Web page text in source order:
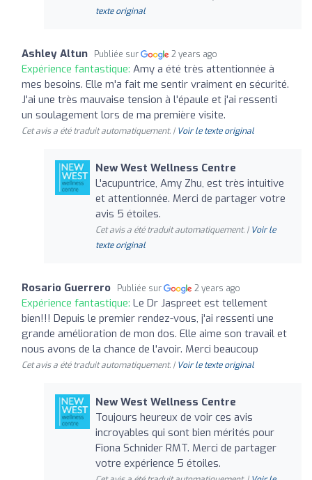
texte original
Ashley Altun Publiée sur 2 years ago
Expérience fantastique: Amy a été très attentionnée à
mes besoins. Elle m'a fait me sentir vraiment en sécurité.
J'ai une très mauvaise tension à l'épaule et j'ai ressenti
un soulagement lors de ma première visite.
Cet avis a été traduit automatiquement. | Voir le texte original
New West Wellness Centre
L'acupuntrice, Amy Zhu, est très intuitive
et attentionnée. Merci de partager votre
avis 5 étoiles.
Cet avis a été traduit automatiquement. | Voir le
texte original
Rosario Guerrero Publiée sur 2 years ago
Expérience fantastique: Le Dr Jaspreet est tellement
bien!!! Depuis le premier rendez-vous, j'ai ressenti une
grande amélioration de mon dos. Elle aime son travail et
nous avons de la chance de l'avoir. Merci beaucoup
Cet avis a été traduit automatiquement. | Voir le texte original
New West Wellness Centre
Toujours heureux de voir ces avis
incroyables qui sont bien mérités pour
Fiona Schnider RMT. Merci de partager
votre expérience 5 étoiles.